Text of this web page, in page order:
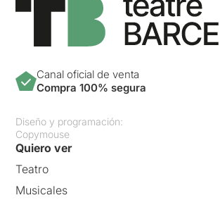
Canal oficial de venta
Compra 100% segura
Diseño y programación:
Copymouse
Quiero ver
Teatro
Musicales